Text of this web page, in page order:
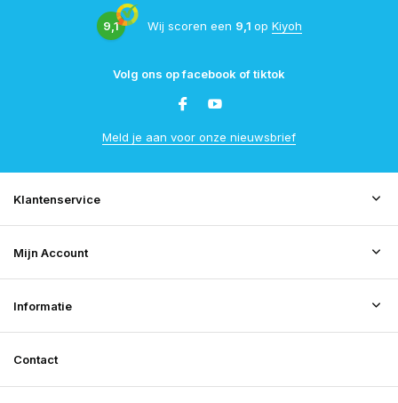
9,1 Wij scoren een 9,1 op Kiyoh
Volg ons op facebook of tiktok
Meld je aan voor onze nieuwsbrief
Klantenservice
Mijn Account
Informatie
Contact